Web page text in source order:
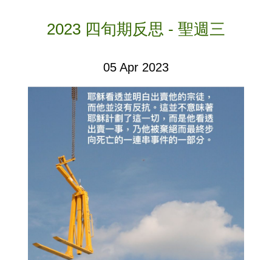
2023 四旬期反思 - 聖週三
05 Apr 2023